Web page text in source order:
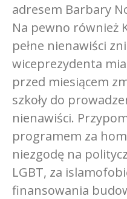
adresem Barbary
Na pewno również
pełne nienawiści
wiceprezydenta
przed miesiącem
szkoły do
nienawiści.
programem za
niezgodę na
LGBT, za
finansowania